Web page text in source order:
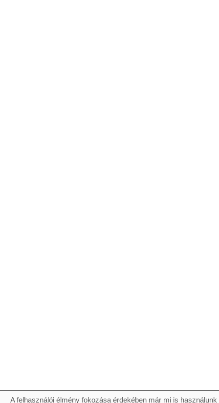
A felhasználói élmény fokozása érdekében már mi is